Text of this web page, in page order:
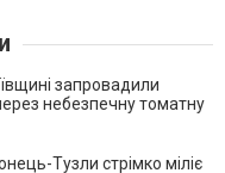
запровадили
небезпечну томатну
Тузли стрімко міліє